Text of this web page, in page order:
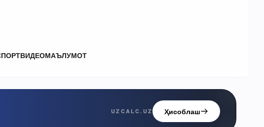
ВИДЕОМАЪЛУМОТ
UZCALC.UZ Ҳисоблаш